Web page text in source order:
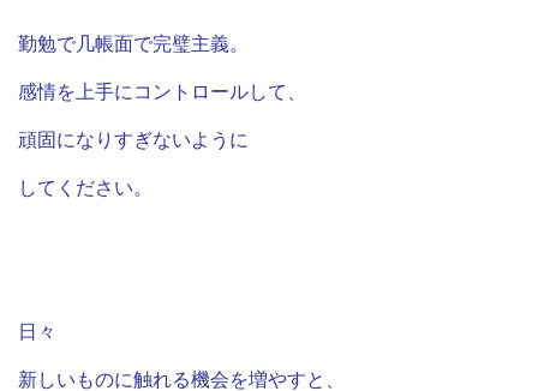
勤勉で几帳面で完璧主義。
感情を上手にコントロールして、
頑固になりすぎないように
してください。
日々
新しいものに触れる機会を増やすと、